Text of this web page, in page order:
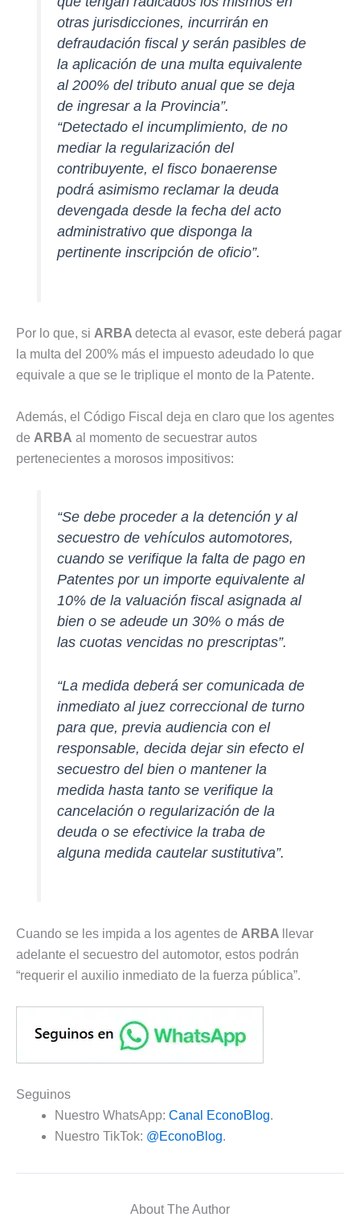
otras jurisdicciones, incurrirán en
defraudación fiscal y serán pasibles de
la aplicación de una multa equivalente
al 200% del tributo anual que se deja
de ingresar a la Provincia”.
“Detectado el incumplimiento, de no
mediar la regularización del
contribuyente, el fisco bonaerense
podrá asimismo reclamar la deuda
devengada desde la fecha del acto
administrativo que disponga la
pertinente inscripción de oficio”.
Por lo que, si ARBA detecta al evasor, este deberá pagar
la multa del 200% más el impuesto adeudado lo que
equivale a que se le triplique el monto de la Patente.
Además, el Código Fiscal deja en claro que los agentes
de ARBA al momento de secuestrar autos
pertenecientes a morosos impositivos:
“Se debe proceder a la detención y al
secuestro de vehículos automotores,
cuando se verifique la falta de pago en
Patentes por un importe equivalente al
10% de la valuación fiscal asignada al
bien o se adeude un 30% o más de
las cuotas vencidas no prescriptas”.
“La medida deberá ser comunicada de
inmediato al juez correccional de turno
para que, previa audiencia con el
responsable, decida dejar sin efecto el
secuestro del bien o mantener la
medida hasta tanto se verifique la
cancelación o regularización de la
deuda o se efectivice la traba de
alguna medida cautelar sustitutiva”.
Cuando se les impida a los agentes de ARBA
llevar
adelante el secuestro del automotor, estos podrán
“requerir el auxilio inmediato de la fuerza pública”.
Seguinos
Nuestro WhatsApp: Canal EconoBlog.
Nuestro TikTok: @EconoBlog.
About The Author